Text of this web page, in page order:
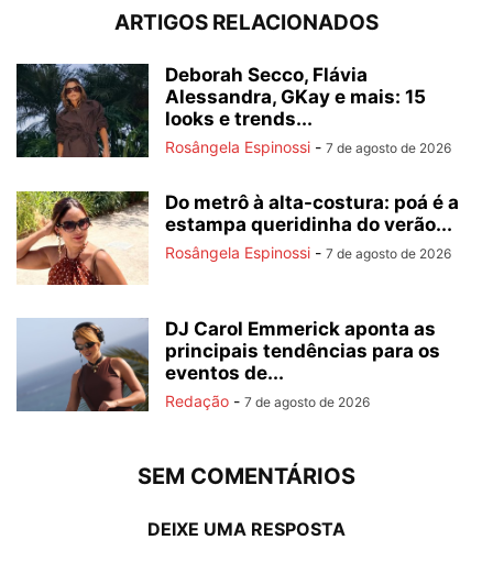
ARTIGOS RELACIONADOS
Deborah Secco, Flávia
Alessandra, GKay e mais: 15
looks e trends...
Rosângela Espinossi - 7 de agosto de 2026
Do metrô à alta-costura: poá é a
estampa queridinha do verão...
Rosângela Espinossi - 7 de agosto de 2026
DJ Carol Emmerick aponta as
principais tendências para os
eventos de...
Redação - 7 de agosto de 2026
SEM COMENTÁRIOS
DEIXE UMA RESPOSTA